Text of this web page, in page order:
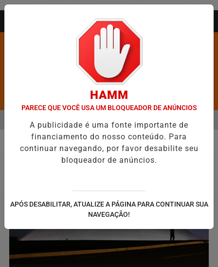
Pesquisar Notícia
É CONFIRMADA NO DIA DO EVANGÉLICO EM JEQUIÉ E REFORÇA
EM ALTA
MENU
Política
HAMM
PARECE QUE VOCÊ USA UM BLOQUEADOR DE ANÚNCIOS
A publicidade é uma fonte importante de
financiamento do nosso conteúdo. Para
continuar navegando, por favor desabilite seu
bloqueador de anúncios.
APÓS DESABILITAR, ATUALIZE A PÁGINA PARA CONTINUAR SUA
NAVEGAÇÃO!